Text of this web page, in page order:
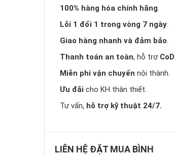
100% hàng hóa chính hãng.
Lỗi 1 đổi 1 trong vòng 7 ngày.
Giao hàng nhanh và đảm bảo.
Thanh toán an toàn, hỗ trợ CoD.
Miễn phí vận chuyển nội thành.
Ưu đãi cho KH thân thiết.
Tư vấn, hỗ trợ kỹ thuật 24/7.
LIÊN HỆ ĐẶT MUA BÌNH